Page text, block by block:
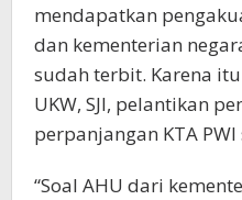
mendapatkan
dan kementerian
sudah terbit. Karena
UKW, SJI, pelantikan
perpanjangan KTA
“Soal AHU dari